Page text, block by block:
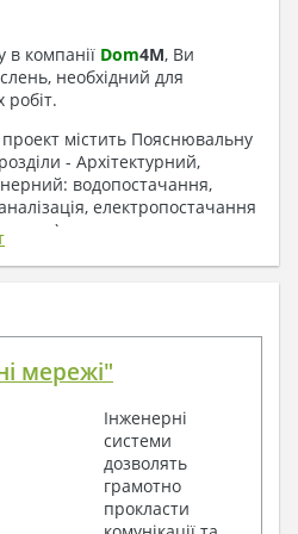
компанії Dom4M, Ви
необхідний для
робіт.
містить Пояснювальну
- Архітектурний,
водопостачання,
електропостачання
).
розділу
зовнішніх оздоблень
– специфікація
перетин та специфікація
матеріалів
мережі"
Інженерні
системи
дозволять
грамотно
прокласти